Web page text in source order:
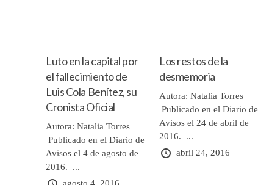
Luto en la capital por
el fallecimiento de
Luis Cola Benítez, su
Cronista Oficial
Autora: Natalia Torres
Publicado en el Diario de
Avisos el 4 de agosto de
2016. ...
agosto 4, 2016
Los restos de la
desmemoria
Autora: Natalia Torres
Publicado en el Diario de
Avisos el 24 de abril de
2016. ...
abril 24, 2016